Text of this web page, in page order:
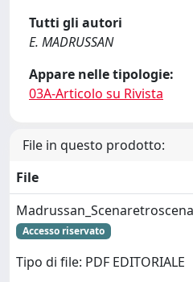
Tutti gli autori
E. MADRUSSAN
Appare nelle tipologie:
03A-Articolo su Rivista
File in questo prodotto:
File
Accesso riservato
Tipo di file: PDF EDITORIALE